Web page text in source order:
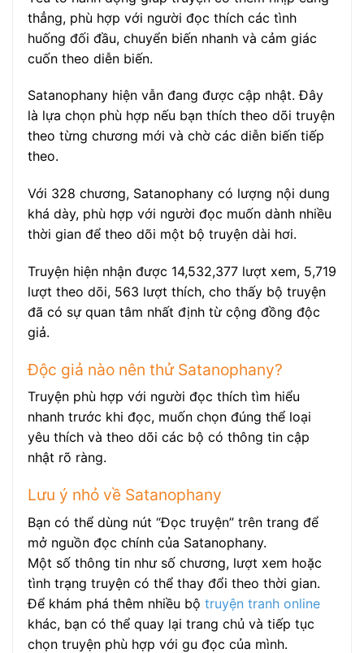
thẳng, phù hợp với người đọc thích các tình
huống đối đầu, chuyển biến nhanh và cảm giác
cuốn theo diễn biến.
Satanophany hiện vẫn đang được cập nhật. Đây
là lựa chọn phù hợp nếu bạn thích theo dõi truyện
theo từng chương mới và chờ các diễn biến tiếp
theo.
Với 328 chương, Satanophany có lượng nội dung
khá dày, phù hợp với người đọc muốn dành nhiều
thời gian để theo dõi một bộ truyện dài hơi.
Truyện hiện nhận được 14,532,377 lượt xem, 5,719
lượt theo dõi, 563 lượt thích, cho thấy bộ truyện
đã có sự quan tâm nhất định từ cộng đồng độc
giả.
Độc giả nào nên thử Satanophany?
Truyện phù hợp với người đọc thích tìm hiểu
nhanh trước khi đọc, muốn chọn đúng thể loại
yêu thích và theo dõi các bộ có thông tin cập
nhật rõ ràng.
Lưu ý nhỏ về Satanophany
Bạn có thể dùng nút “Đọc truyện” trên trang để
mở nguồn đọc chính của Satanophany.
Một số thông tin như số chương, lượt xem hoặc
tình trạng truyện có thể thay đổi theo thời gian.
Để khám phá thêm nhiều bộ truyện tranh online
khác, bạn có thể quay lại trang chủ và tiếp tục
chọn truyện phù hợp với gu đọc của mình.